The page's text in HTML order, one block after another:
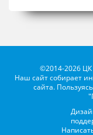
©2014-2026
Наш сайт собирает
сайта.